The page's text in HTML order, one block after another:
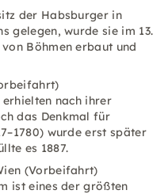
der Habsburger in
gelegen, wurde sie im 13.
Böhmen erbaut und
nach ihrer
das Denkmal für
wurde erst später
es 1887.
(Vorbeifahrt)
ist eines der größten